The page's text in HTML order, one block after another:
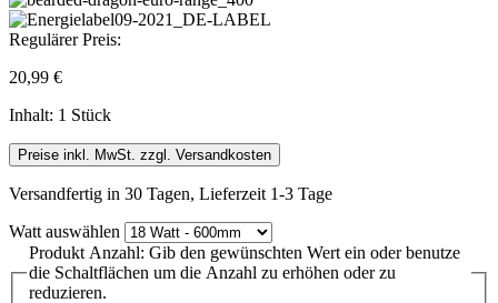
Regulärer Preis:
20,99 €
Inhalt: 1 Stück
Preise inkl. MwSt. zzgl. Versandkosten
Versandfertig in 30 Tagen, Lieferzeit 1-3 Tage
Watt auswählen
Produkt Anzahl: Gib den gewünschten Wert ein oder benutze
die Schaltflächen um die Anzahl zu erhöhen oder zu
reduzieren.